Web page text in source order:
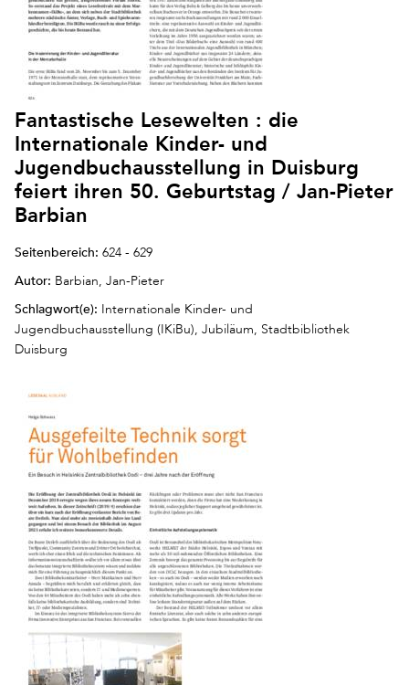
Fantastische Lesewelten : die
Internationale Kinder- und
Jugendbuchausstellung in Duisburg
feiert ihren 50. Geburtstag / Jan-Pieter
Barbian
Seitenbereich: 624 - 629
Autor: Barbian, Jan-Pieter
Schlagwort(e): Internationale Kinder- und
Jugendbuchausstellung (IKiBu), Jubiläum, Stadtbibliothek
Duisburg